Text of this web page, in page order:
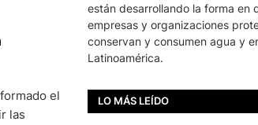
el
las
están desarrollando la forma en
empresas y organizaciones
conservan y consumen agua y
Latinoamérica.
LO MÁS LEÍDO